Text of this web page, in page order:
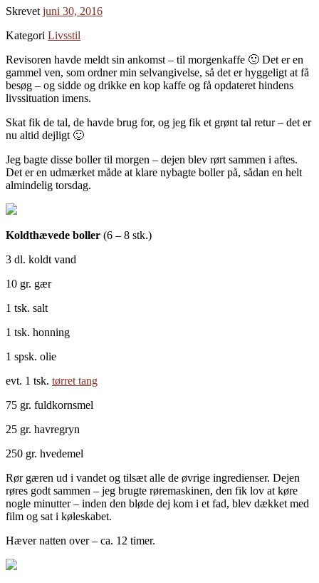
Skrevet juni 30, 2016
Kategori Livsstil
Revisoren havde meldt sin ankomst – til morgenkaffe 🙂 Det er en
gammel ven, som ordner min selvangivelse, så det er hyggeligt at få
besøg – og sidde og drikke en kop kaffe og få opdateret hindens
livssituation imens.
Skat fik de tal, de havde brug for, og jeg fik et grønt tal retur – det er
nu altid dejligt 🙂
Jeg bagte disse boller til morgen – dejen blev rørt sammen i aftes.
Det er en udmærket måde at klare nybagte boller på, sådan en helt
almindelig torsdag.
Koldthævede boller (6 – 8 stk.)
3 dl. koldt vand
10 gr. gær
1 tsk. salt
1 tsk. honning
1 spsk. olie
evt. 1 tsk. tørret tang
75 gr. fuldkornsmel
25 gr. havregryn
250 gr. hvedemel
Rør gæren ud i vandet og tilsæt alle de øvrige ingredienser. Dejen
røres godt sammen – jeg brugte røremaskinen, den fik lov at køre
nogle minutter – inden den bløde dej kom i et fad, blev dækket med
film og sat i køleskabet.
Hæver natten over – ca. 12 timer.